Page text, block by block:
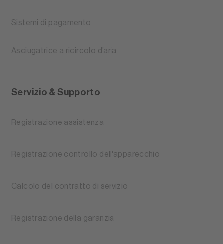
Sistemi di pagamento
Asciugatrice a ricircolo d’aria
Servizio & Supporto
Registrazione assistenza
Registrazione controllo dell'apparecchio
Calcolo del contratto di servizio
Registrazione della garanzia